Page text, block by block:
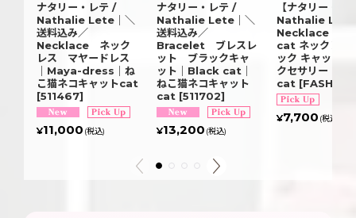
ナタリー・レテ /
Nathalie Lete｜＼
送料込み／
Necklace ネック
レス マヤードレス
｜Maya-dress｜ね
こ猫ネコキャットcat
[511467]
¥11,000 (税込)
ナタリー・レテ /
Nathalie Lete｜＼
送料込み／
Bracelet ブレスレ
ット ブラックキャ
ット｜Black cat｜
ねこ猫ネコキャット
cat [511702]
¥13,200 (税込)
【ナタリー・レ
Nathalie Lete
Necklace
cat ネックレス
ック キャット
クセサリー｜猫
cat [FASH169
¥7,700 (税込)